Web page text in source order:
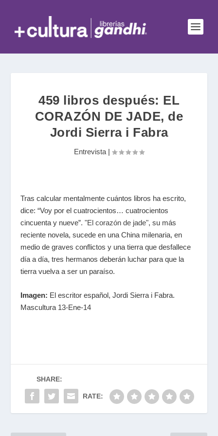
459 libros después: EL
CORAZÓN DE JADE, de
Jordi Sierra i Fabra
Entrevista |
Tras calcular mentalmente cuántos libros ha escrito,
dice: “Voy por el cuatrocientos… cuatrocientos
cincuenta y nueve”."El corazón de jade", su más
reciente novela, sucede en una China milenaria, en
medio de graves conflictos y una tierra que desfallece
día a día, tres hermanos deberán luchar para que la
tierra vuelva a ser un paraíso.
Imagen: El escritor español, Jordi Sierra i Fabra.
Mascultura 13-Ene-14
SHARE:
RATE: